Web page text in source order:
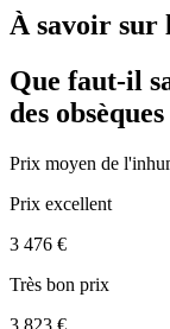
À savoir sur
Que faut-il
des
Prix moyen de
Prix excellent
3 476 €
Très bon prix
3 823 €